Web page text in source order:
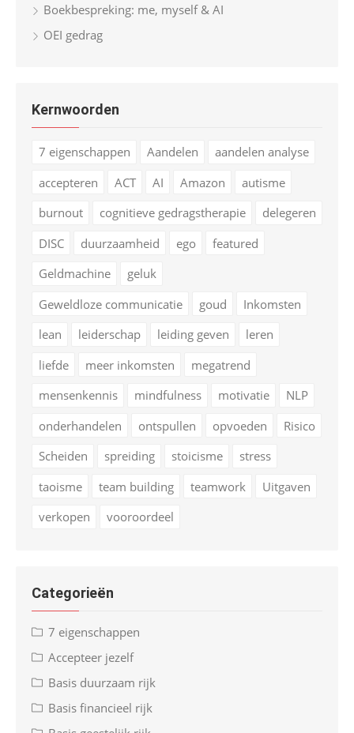
Boekbespreking: me, myself & AI
OEI gedrag
Kernwoorden
7 eigenschappen Aandelen
aandelen analyse
accepteren
ACT AI Amazon
autisme
burnout
cognitieve gedragstherapie
delegeren
DISC
duurzaamheid ego
featured
Geldmachine
geluk
Geweldloze communicatie
goud
Inkomsten
lean
leiderschap leiding geven
leren
liefde
meer inkomsten
megatrend
mensenkennis
mindfulness motivatie
NLP
onderhandelen
ontspullen opvoeden
Risico
Scheiden
spreiding stoicisme
stress
taoisme
team building teamwork
Uitgaven
verkopen
vooroordeel
Categorieën
7 eigenschappen
Accepteer jezelf
Basis duurzaam rijk
Basis financieel rijk